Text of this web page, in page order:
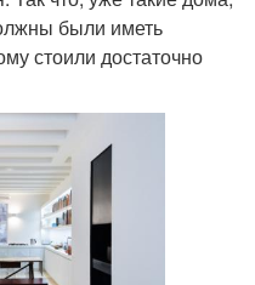
были иметь
стоили достаточно